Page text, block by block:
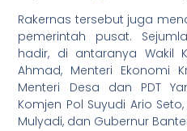
Rakernas tersebut juga
pemerintah pusat.
hadir, di antaranya Wakil
Ahmad, Menteri Ekonomi
Menteri Desa dan PDT
Komjen Pol Suyudi Ario
Mulyadi, dan Gubernur